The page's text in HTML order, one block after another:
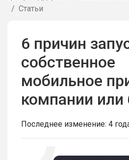
Статьи
6 причин
собственное
мобильное
компании или
Последнее изменение: 4